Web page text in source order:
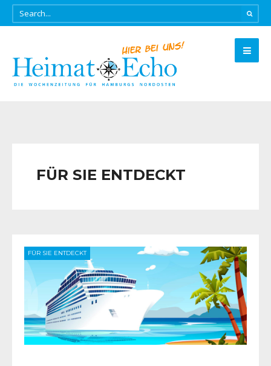
FÜR SIE ENTDECKT
FÜR SIE ENTDECKT